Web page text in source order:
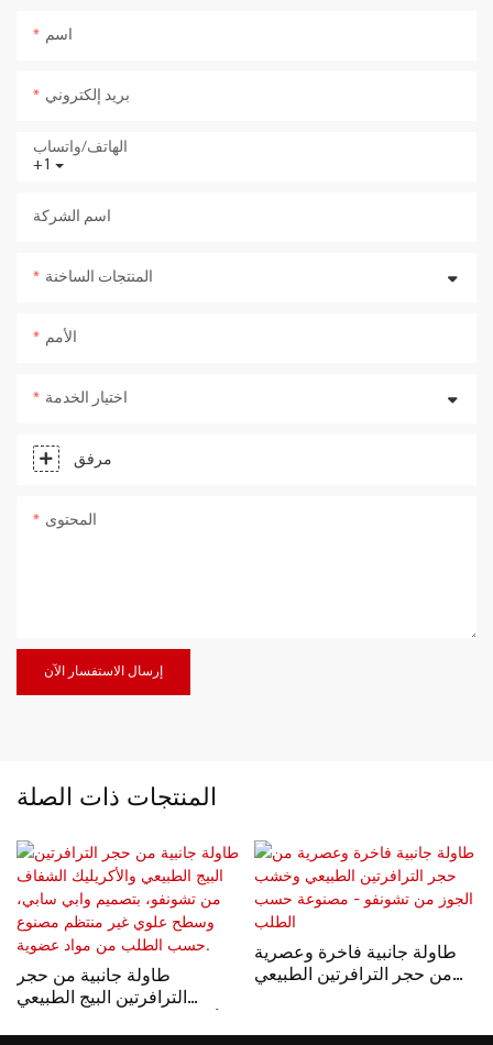
اسم
بريد إلكتروني
+1
الهاتف/واتساب
اسم الشركة
المنتجات الساخنة
الأمم
اختيار الخدمة
مرفق
المحتوى
إرسال الاستفسار الآن
المنتجات ذات الصلة
طاولة جانبية من حجر
الترافرتين البيج الطبيعي
طاولة جانبية فاخرة وعصرية
من حجر الترافرتين الطبيعي